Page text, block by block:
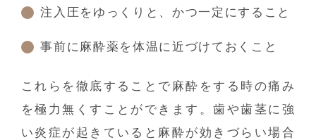
注入圧をゆっくりと、かつ一定にすること
事前に麻酔薬を体温に近づけておくこと
これらを徹底することで麻酔をする時の痛み
を極力無くすことができます。歯や歯茎に強
い炎症が起きていると麻酔が効きづらい場合